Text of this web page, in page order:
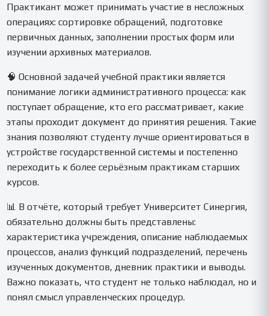
Практикант может принимать участие в несложных
операциях: сортировке обращений, подготовке
первичных данных, заполнении простых форм или
изучении архивных материалов.
🧠 Основной задачей учебной практики является
понимание логики административного процесса: как
поступает обращение, кто его рассматривает, какие
этапы проходит документ до принятия решения. Такие
знания позволяют студенту лучше ориентироваться в
устройстве государственной системы и постепенно
переходить к более серьёзным практикам старших
курсов.
📊 В отчёте, который требует Университет Синергия,
обязательно должны быть представлены:
характеристика учреждения, описание наблюдаемых
процессов, анализ функций подразделений, перечень
изученных документов, дневник практики и выводы.
Важно показать, что студент не только наблюдал, но и
понял смысл управленческих процедур.